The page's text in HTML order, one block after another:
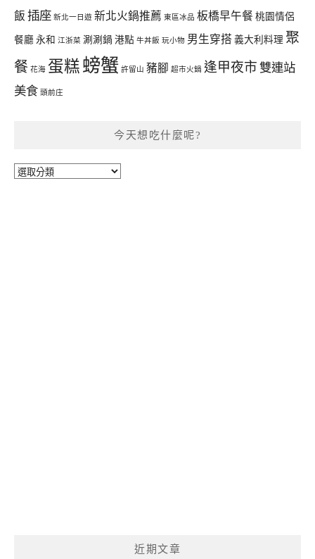
飯 插座 新北一日遊 新北火鍋推薦 東區冰品 板橋早午餐 桃園情侶
餐廳 永和 江浙菜 涮涮鍋 港點 牛丼飯 玩小物 男生穿搭 義大利料理 聚
餐 花海 蛋糕 螃蟹 許留山 豬腳 超市火鍋 逢甲夜市 雙連站
美食 頭前庄
今天想吃什麼呢?
今
近期文章